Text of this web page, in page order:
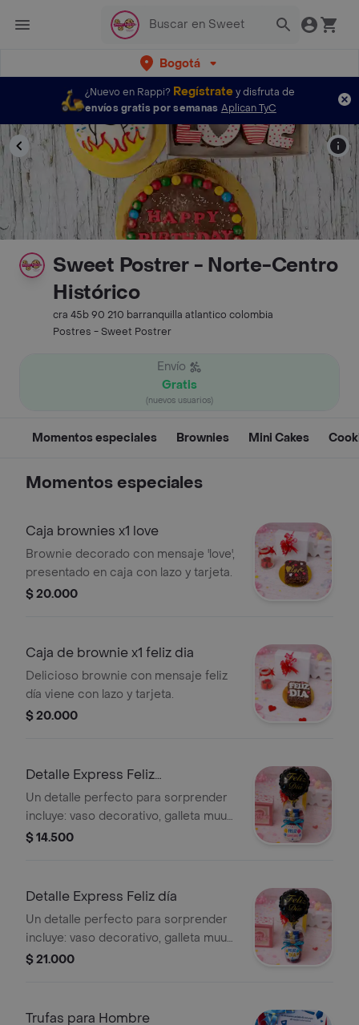
Bogotá
¿Nuevo en Rappi? Regístratey disfruta de
envíos gratis por semanas Aplican TyC
Sweet Postrer - Norte-Centro
Histórico
cra 45b 90 210 barranquilla atlantico colombia
Postres - Sweet Postrer
Envío
Gratis
(nuevos usuarios)
Momentos especiales Brownies Mini Cakes
Momentos especiales
Caja brownies x1 love
Brownie decorado con mensaje 'love',
presentado en caja con lazo y tarjeta.
$ 20.000
Caja de brownie x1 feliz dia
Delicioso brownie con mensaje feliz
día viene con lazo y tarjeta.
$ 20.000
Detalle Express Feliz
Cumpleaños
Un detalle perfecto para sorprender
incluye: vaso decorativo, galleta muu
de chocolate,galleta wafer,
decorativo.
$ 14.500
Detalle Express Feliz día
Un detalle perfecto para sorprender
incluye: vaso decorativo, galleta muu
de chocolate,galleta wafer,
decorativo.
$ 21.000
Trufas para Hombre